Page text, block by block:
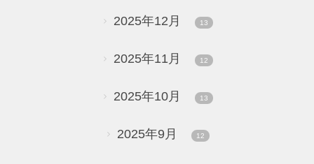
2025年12月 13
2025年11月 12
2025年10月 13
2025年9月 12